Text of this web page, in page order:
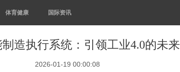
体育健康 国际资讯
造执行系统：引领工业4.0的未来
2026-01-19 00:00:08